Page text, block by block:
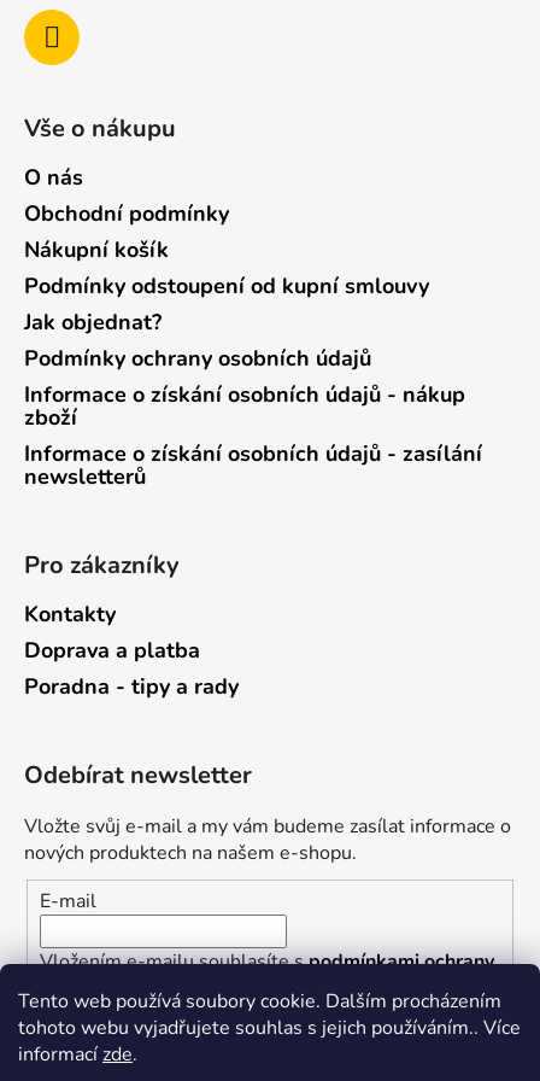
Tento web používá soubory cookie. Dalším procházením
tohoto webu vyjadřujete souhlas s jejich používáním.. Více
informacízde.
Vše o nákupu
O nás
Obchodní podmínky
Nákupní košík
Podmínky odstoupení od kupní smlouvy
Jak objednat?
Podmínky ochrany osobních údajů
Informace o získání osobních údajů - nákup
zboží
Informace o získání osobních údajů - zasílání
newsletterů
Pro zákazníky
Kontakty
Doprava a platba
Poradna - tipy a rady
Odebírat newsletter
Vložte svůj e-mail a my vám budeme zasílat informace o
nových produktech na našem e-shopu.
E-mail
Vložením e-mailu souhlasíte spodmínkami ochrany
osobních údajů
PŘIHLÁSIT SE